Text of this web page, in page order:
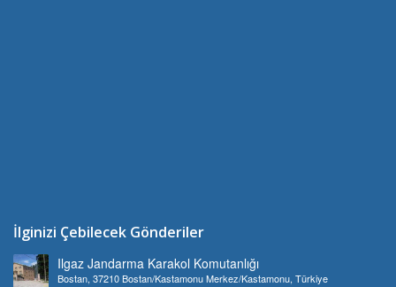
İlginizi Çebilecek Gönderiler
Ilgaz Jandarma Karakol Komutanlığı
Bostan, 37210 Bostan/Kastamonu Merkez/Kastamonu, Türkiye